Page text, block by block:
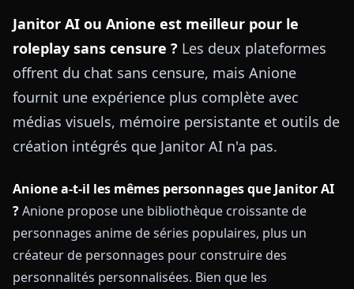
Janitor AI ou Anione est meilleur pour le
roleplay sans censure ? Les deux plateformes
offrent du chat sans censure, mais Anione
fournit une expérience plus complète avec
médias visuels, mémoire persistante et outils de
création intégrés que Janitor AI n'a pas.
Anione a-t-il les mêmes personnages que Janitor AI
?Anione propose une bibliothèque croissante de
personnages anime de séries populaires, plus un
créateur de personnages pour construire des
personnalités personnalisées. Bien que les